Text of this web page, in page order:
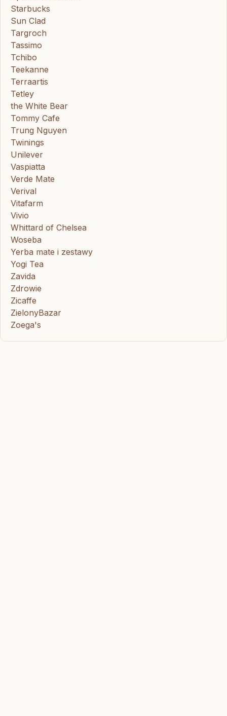
Starbucks
Sun Clad
Targroch
Tassimo
Tchibo
Teekanne
Terraartis
Tetley
the White Bear
Tommy Cafe
Trung Nguyen
Twinings
Unilever
Vaspiatta
Verde Mate
Verival
Vitafarm
Vivio
Whittard of Chelsea
Woseba
Yerba mate i zestawy
Yogi Tea
Zavida
Zdrowie
Zicaffe
ZielonyBazar
Zoega's